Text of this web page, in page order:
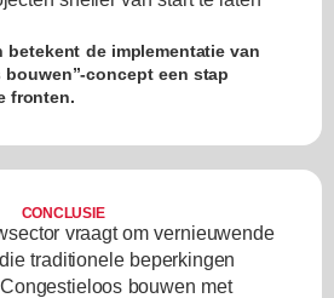
betekent de implementatie van
concept een stap
fronten.
CONCLUSIE
vraagt om vernieuwende
traditionele beperkingen
bouwen met